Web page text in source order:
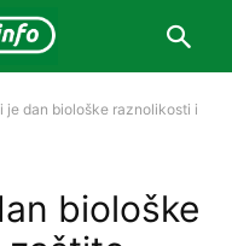
je dan biološke raznolikosti i
biološke